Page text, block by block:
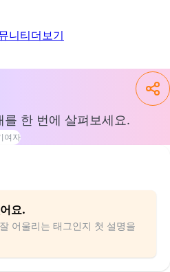
니티더보기
를 한 번에 살펴보세요.
여자
요.
어울리는 태그인지 첫 설명을